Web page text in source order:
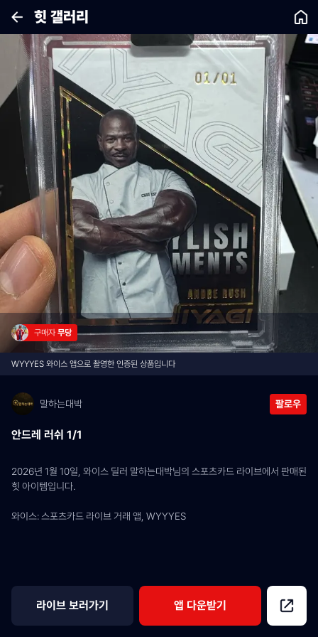
힛 갤러리
구매자 무당
WYYYES 와이스 앱으로 촬영한 인증된 상품입니다
말하는대박 팔로우
안드레 러쉬 1/1
2026년 1월 10일, 와이스 딜러 말하는대박님의 스포츠카드 라이브에서 판매된
힛 아이템입니다.
와이스: 스포츠카드 라이브 거래 앱, WYYYES
라이브 보러가기 앱 다운받기